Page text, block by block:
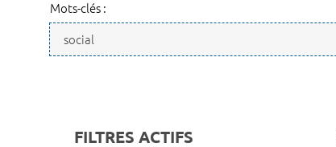
Mots-clés :
FILTRES ACTIFS